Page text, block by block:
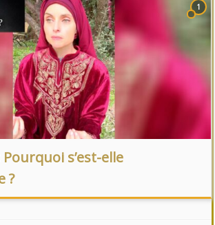
1
Pourquoi s’est-elle
?